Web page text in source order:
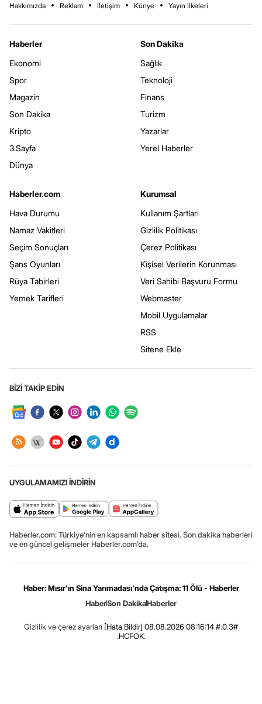
Hakkımızda Reklam İletişim Künye Yayın İlkeleri
Haberler
Ekonomi
Spor
Magazin
Son Dakika
Kripto
3.Sayfa
Dünya
Son Dakika
Sağlık
Teknoloji
Finans
Turizm
Yazarlar
Yerel Haberler
Haberler.com
Hava Durumu
Namaz Vakitleri
Seçim Sonuçları
Şans Oyunları
Rüya Tabirleri
Yemek Tarifleri
Kurumsal
Kullanım Şartları
Gizlilik Politikası
Çerez Politikası
Kişisel Verilerin Korunması
Veri Sahibi Başvuru Formu
Webmaster
Mobil Uygulamalar
RSS
Sitene Ekle
BİZİ TAKİP EDİN
UYGULAMAMIZI İNDİRİN
Haberler.com: Türkiye’nin en kapsamlı haber sitesi. Son dakika haberleri
ve en güncel gelişmeler Haberler.com’da.
Haber: Mısır'ın Sina Yarımadası'nda Çatışma: 11 Ölü - Haberler
HaberSon DakikaHaberler
Gizlilik ve çerez ayarları [Hata Bildir] 08.08.2026 08:16:14 #.0.3#
.HCFOK.